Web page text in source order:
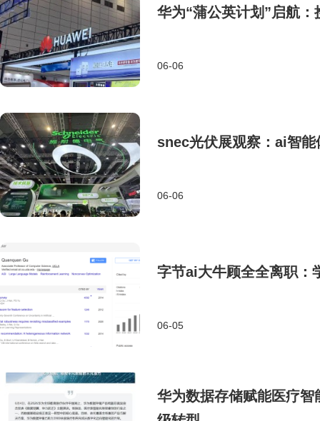
华为“蒲公英计划”启航
06-06
snec光伏展观察：ai智
06-06
字节ai大牛顾全全离职：
06-05
华为数据存储赋能医疗